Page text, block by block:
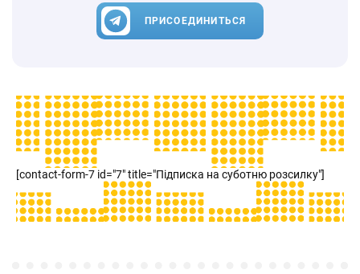
ПРИСОЕДИНИТЬСЯ
[contact-form-7 id="7" title="Підписка на суботню розсилку"]